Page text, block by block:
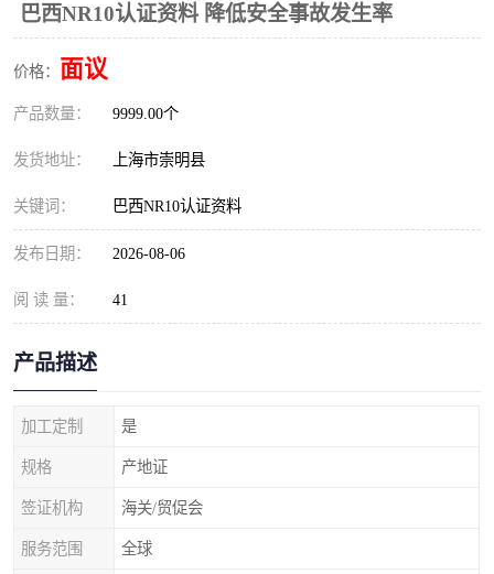
巴西NR10认证资料 降低安全事故发生率
价格： 面议
产品数量： 9999.00个
发货地址： 上海市崇明县
关键词： 巴西NR10认证资料
发布日期： 2026-08-06
阅 读 量： 41
产品描述
加工定制 是
规格 产地证
签证机构 海关/贸促会
服务范围 全球